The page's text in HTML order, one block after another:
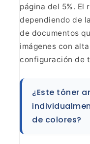
página del 5%. El
dependiendo de
de documentos
imágenes con
configuración de
¿Este tóner
de colores?